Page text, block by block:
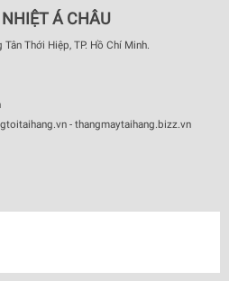
Á CHÂU
Thới Hiệp, TP. Hồ Chí Minh.
- thangmaytaihang.bizz.vn